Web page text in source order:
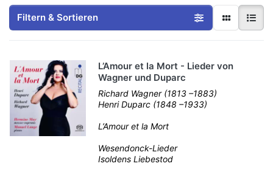
Filtern & Sortieren
L’Amour et la Mort - Lieder von
Wagner und Duparc
Richard Wagner (1813 –1883)
Henri Duparc (1848 –1933)
L’Amour et la Mort
Wesendonck-Lieder
Isoldens Liebestod